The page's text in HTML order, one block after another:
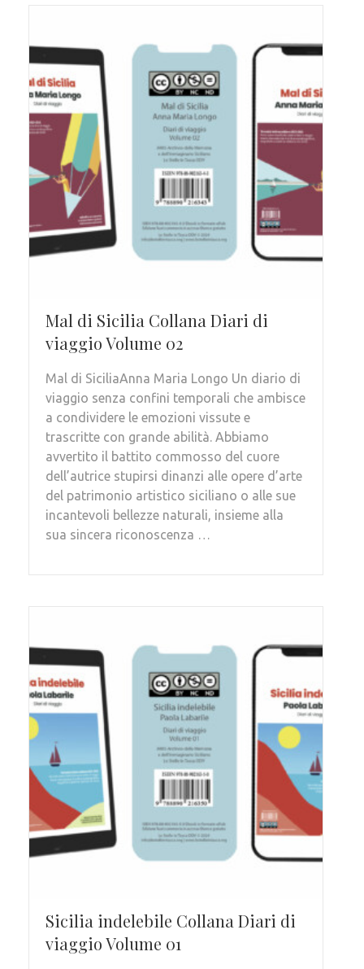
Mal di Sicilia Collana Diari di
viaggio Volume 02
Mal di SiciliaAnna Maria Longo Un diario di
viaggio senza confini temporali che ambisce
a condividere le emozioni vissute e
trascritte con grande abilità. Abbiamo
avvertito il battito commosso del cuore
dell’autrice stupirsi dinanzi alle opere d’arte
del patrimonio artistico siciliano o alle sue
incantevoli bellezze naturali, insieme alla
sua sincera riconoscenza …
Sicilia indelebile Collana Diari di
viaggio Volume 01